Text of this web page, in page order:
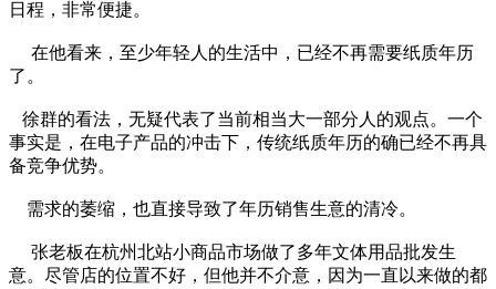
日程，非常便捷。
在他看来，至少年轻人的生活中，已经不再需要纸质年历
了。
徐群的看法，无疑代表了当前相当大一部分人的观点。一个
事实是，在电子产品的冲击下，传统纸质年历的确已经不再具
备竞争优势。
需求的萎缩，也直接导致了年历销售生意的清冷。
张老板在杭州北站小商品市场做了多年文体用品批发生
意。尽管店的位置不好，但他并不介意，因为一直以来做的都